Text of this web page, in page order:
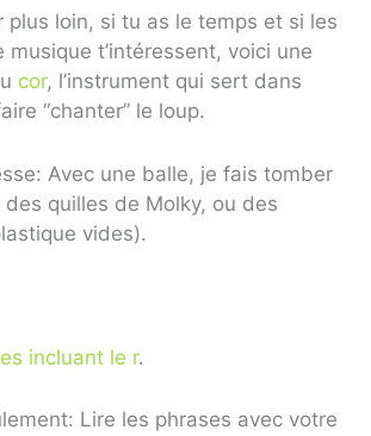
plus loin, si tu as le temps et si les
t’intéressent, voici une
cor, l’instrument qui sert dans
“chanter” le loup.
Avec une balle, je fais tomber
quilles de Molky, ou des
vides).
incluant le r.
Lire les phrases avec votre